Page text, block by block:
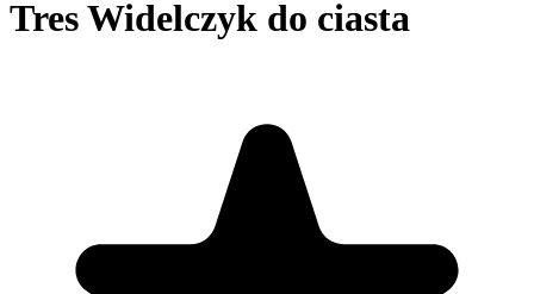
Tres Widelczyk do ciasta